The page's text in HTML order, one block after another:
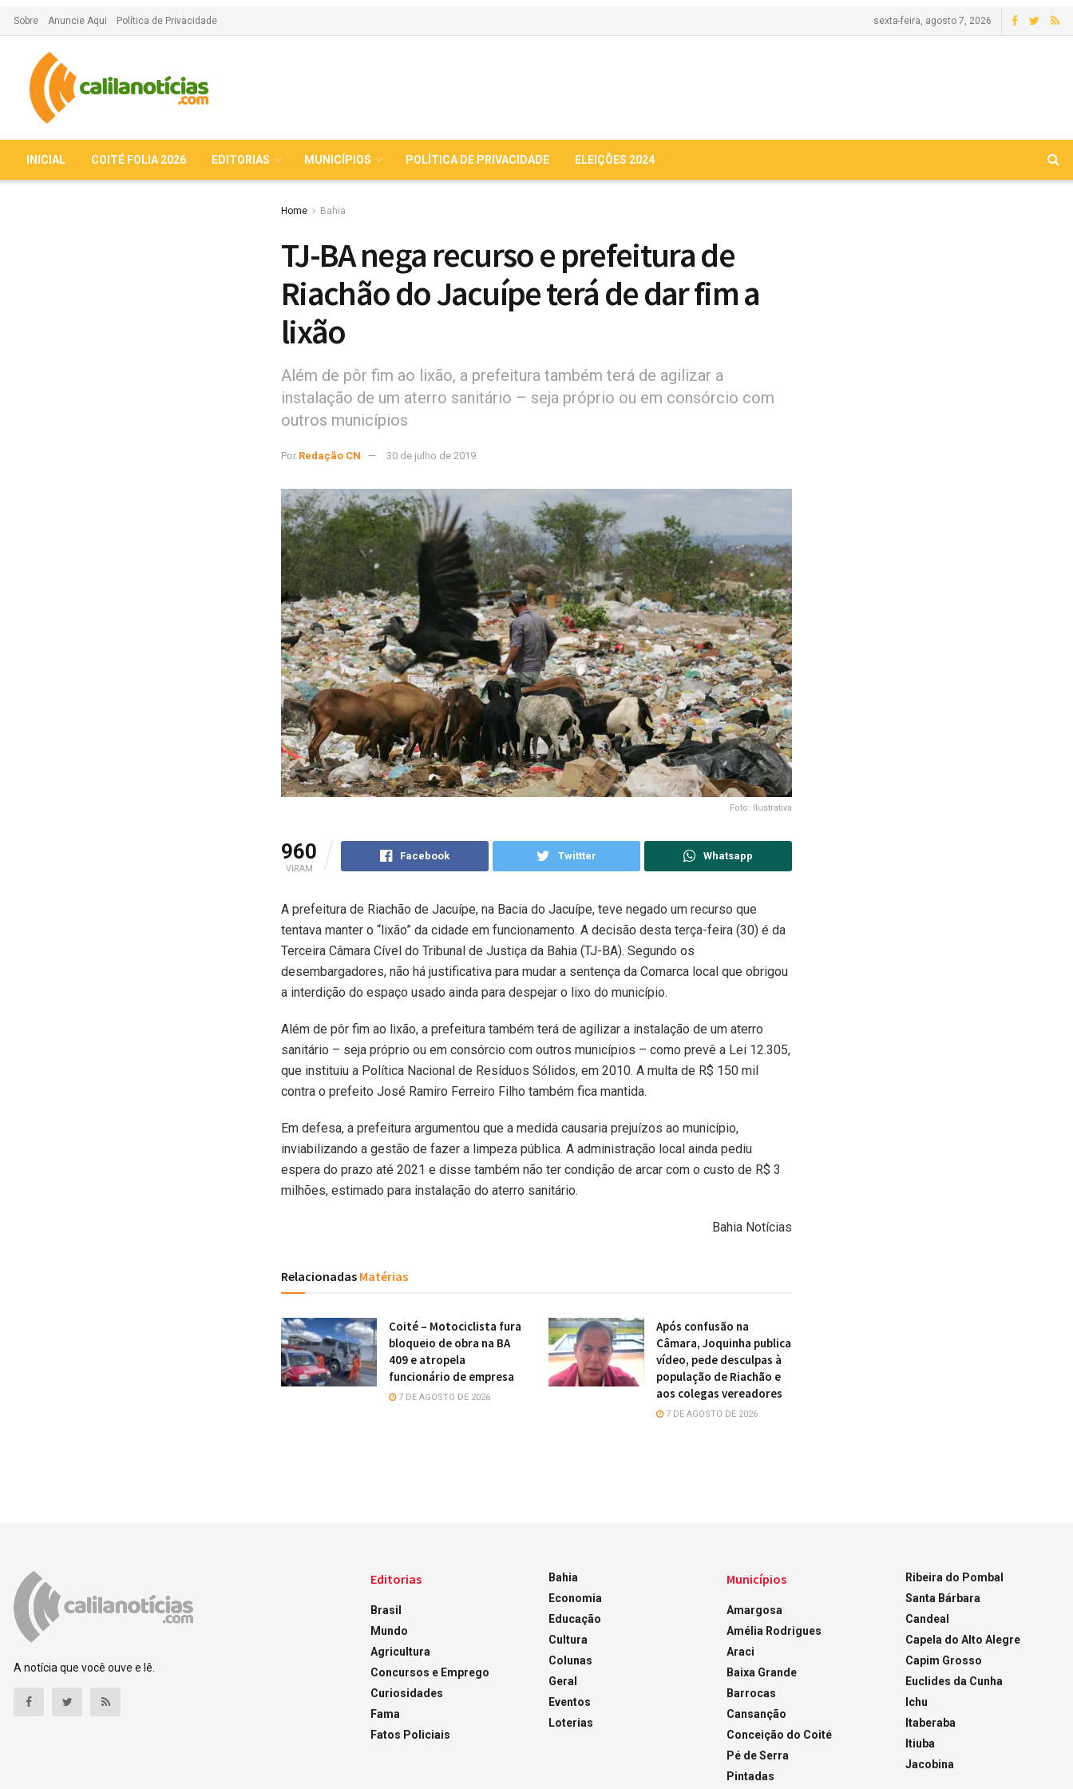
Sobre Anuncie Aqui Política de Privacidade sexta-feira, agosto 7, 2026
INICIAL COITÉ FOLIA 2026 EDITORIAS MUNICÍPIOS POLÍTICA DE PRIVACIDADE ELEIÇÕES 2024
Home Bahia
TJ-BA nega recurso e prefeitura de
Riachão do Jacuípe terá de dar fim a
lixão
Além de pôr fim ao lixão, a prefeitura também terá de agilizar a
instalação de um aterro sanitário – seja próprio ou em consórcio com
outros municípios
Por Redação CN 30 de julho de 2019
Foto: Ilustrativa
960
VIRAM
Facebook Twittter Whatsapp
A prefeitura de Riachão de Jacuípe, na Bacia do Jacuípe, teve negado um recurso que
tentava manter o “lixão” da cidade em funcionamento. A decisão desta terça-feira (30) é da
Terceira Câmara Cível do Tribunal de Justiça da Bahia (TJ-BA). Segundo os
desembargadores, não há justificativa para mudar a sentença da Comarca local que obrigou
a interdição do espaço usado ainda para despejar o lixo do município.
Além de pôr fim ao lixão, a prefeitura também terá de agilizar a instalação de um aterro
sanitário – seja próprio ou em consórcio com outros municípios – como prevê a Lei 12.305,
que instituiu a Política Nacional de Resíduos Sólidos, em 2010. A multa de R$ 150 mil
contra o prefeito José Ramiro Ferreiro Filho também fica mantida.
Em defesa, a prefeitura argumentou que a medida causaria prejuízos ao município,
inviabilizando a gestão de fazer a limpeza pública. A administração local ainda pediu
espera do prazo até 2021 e disse também não ter condição de arcar com o custo de R$ 3
milhões, estimado para instalação do aterro sanitário.
Bahia Notícias
Relacionadas Matérias
Coité – Motociclista fura
bloqueio de obra na BA
409 e atropela
funcionário de empresa
7 DE AGOSTO DE 2026
Após confusão na
Câmara, Joquinha publica
vídeo, pede desculpas à
população de Riachão e
aos colegas vereadores
7 DE AGOSTO DE 2026
A notícia que você ouve e lê.
Editorias
Brasil
Mundo
Agricultura
Concursos e Emprego
Curiosidades
Fama
Fatos Policiais
Bahia
Economia
Educação
Cultura
Colunas
Geral
Eventos
Loterias
Municípios
Amargosa
Amélia Rodrigues
Araci
Baixa Grande
Barrocas
Cansanção
Conceição do Coité
Pé de Serra
Pintadas
Ribeira do Pombal
Santa Bárbara
Candeal
Capela do Alto Alegre
Capim Grosso
Euclides da Cunha
Ichu
Itaberaba
Itiuba
Jacobina